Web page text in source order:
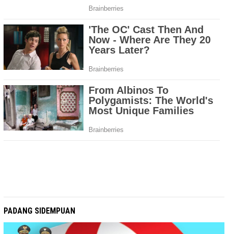
PADANG SIDEMPUAN